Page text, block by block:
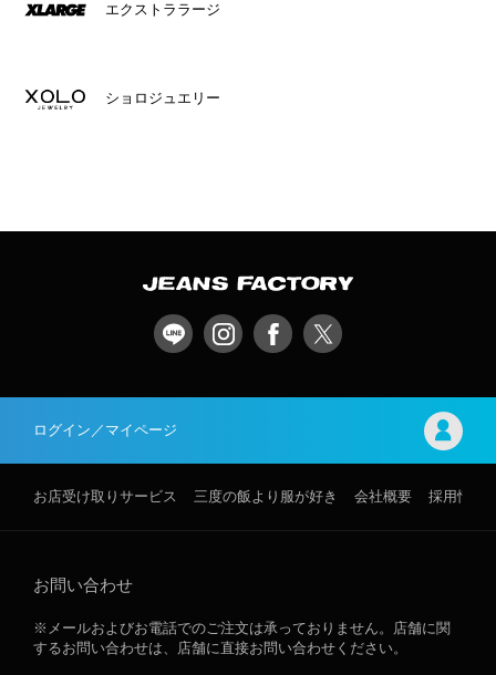
エクストララージ
ショロジュエリー
ログイン／マイページ
お店受け取りサービス 三度の飯より服が好き 会社概要 採用情報
お問い合わせ
※メールおよびお電話でのご注文は承っておりません。店舗に関
するお問い合わせは、店舗に直接お問い合わせください。